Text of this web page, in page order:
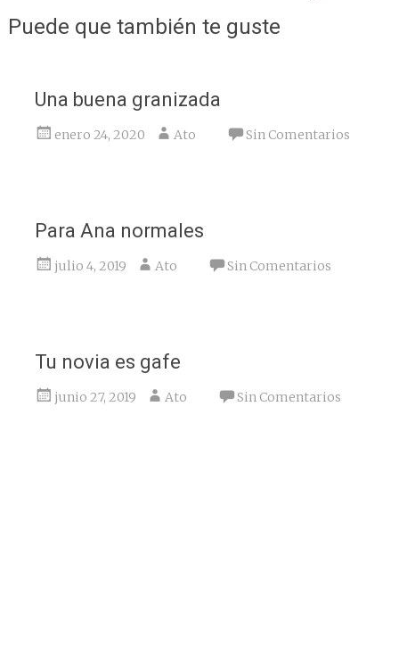
Puede que también te guste
Una buena granizada
enero 24, 2020 Ato Sin Comentarios
Para Ana normales
julio 4, 2019 Ato Sin Comentarios
Tu novia es gafe
junio 27, 2019 Ato Sin Comentarios